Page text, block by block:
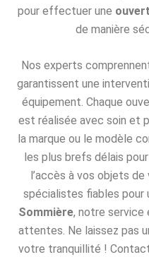
pour effectuer une
de manière
Nos experts
garantissent une
équipement. Chaque
est réalisée avec soin et
la marque ou le modèle
les plus brefs délais
l’accès à vos objets de
spécialistes fiables pour
Sommière, notre service
attentes. Ne laissez pas
votre tranquillité !